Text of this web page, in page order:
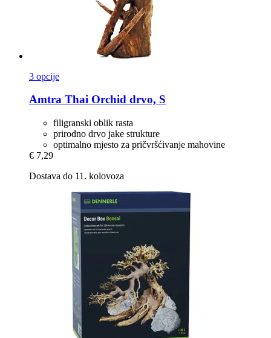
3 opcije
Amtra Thai Orchid drvo, S
filigranski oblik rasta
prirodno drvo jake strukture
optimalno mjesto za pričvršćivanje mahovine
€ 7,29
Dostava do 11. kolovoza